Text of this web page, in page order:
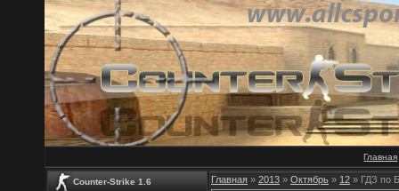
Главная
Counter-Strike 1.6 Главная » 2013 » Октябрь » 12 » ГДЗ по